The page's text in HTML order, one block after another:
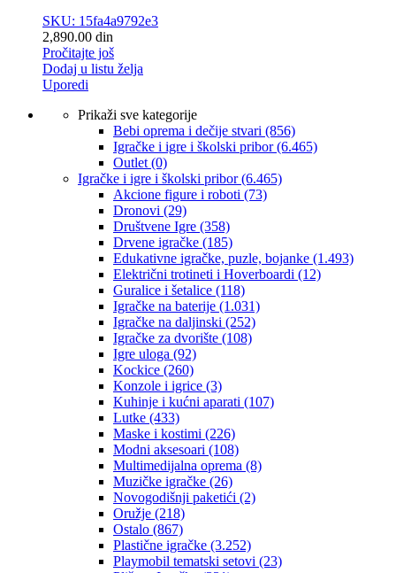
SKU: 15fa4a9792e3
2,890.00 din
Pročitajte još
Dodaj u listu želja
Uporedi
Prikaži sve kategorije
Bebi oprema i dečije stvari (856)
Igračke i igre i školski pribor(6.465)
Outlet (0)
Igračke i igre i školski pribor(6.465)
Akcione figure i roboti (73)
Dronovi (29)
Društvene Igre (358)
Drvene igračke (185)
Edukativne igračke, puzle, bojanke (1.493)
Električni trotineti i Hoverboardi (12)
Guralice i šetalice (118)
Igračke na baterije (1.031)
Igračke na daljinski (252)
‎Igračke za dvorište (108)
Igre uloga (92)
Kockice (260)
Konzole i igrice (3)
Kuhinje i kućni aparati (107)
Lutke (433)
Maske i kostimi (226)
Modni aksesoari (108)
Multimedijalna oprema (8)
Muzičke igračke (26)
Novogodišnji paketići (2)
Oružje (218)
Ostalo (867)
Plastične igračke (3.252)
Playmobil tematski setovi (23)